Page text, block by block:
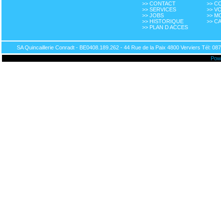
>> CONTACT
>> SERVICES
>> JOBS
>> HISTORIQUE
>> PLAN D ACCES
>>
>>
>>
>>
SA Quincaillerie Conradt - BE0408.189.262 - 44 Rue de la Paix 4800 Verviers Tél: